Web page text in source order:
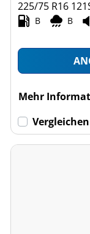
225/75 R16 121
B B
Mehr
Vergleichen